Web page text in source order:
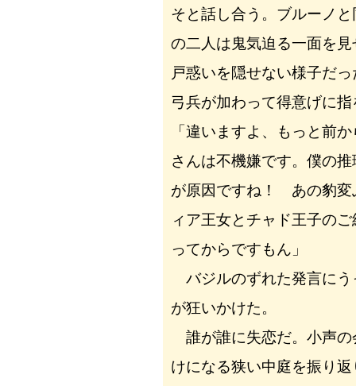
そと話し合う。ブルーノ
の二人は鬼気迫る一面を
戸惑いを隠せない様子だ
弓兵が加わって得意げに
「違いますよ、もっと前
さんは不機嫌です。僕の
が原因ですね！ あの豹変
ィア王女とチャド王子の
ってからですもん」
バジルのずれた発言にう
が狂いかけた。
誰が誰に失恋だ。小声の
けになる狭い中庭を振り